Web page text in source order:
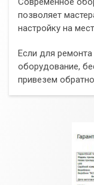
позволяет
настройку на
Если для
оборудование,
привезем